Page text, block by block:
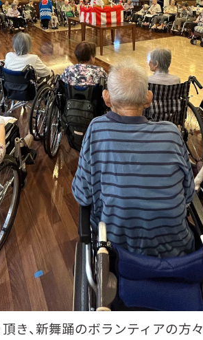
き、新舞踊のボランティアの